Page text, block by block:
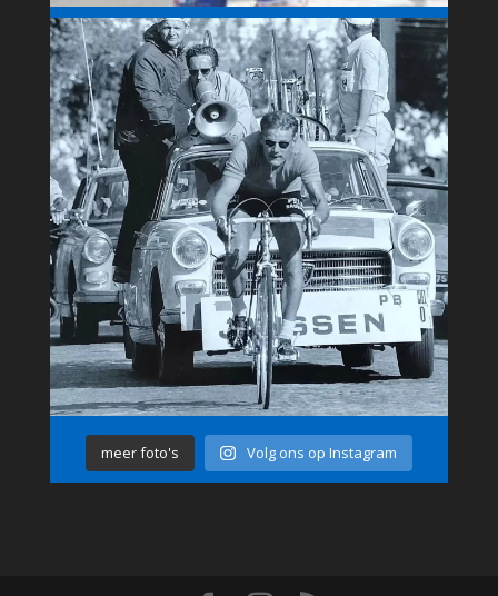
meer foto's Volg ons op Instagram